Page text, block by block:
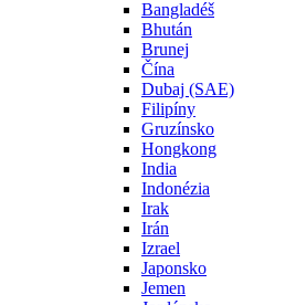
Bangladéš
Bhután
Brunej
Čína
Dubaj (SAE)
Filipíny
Gruzínsko
Hongkong
India
Indonézia
Irak
Irán
Izrael
Japonsko
Jemen